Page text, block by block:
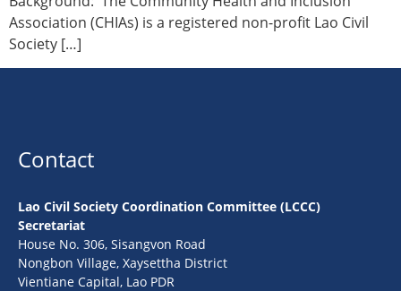
Association (CHIAs) is a registered non-profit Lao Civil
Society […]
Contact
Lao Civil Society Coordination Committee (LCCC)
Secretariat
House No. 306, Sisangvon Road
Nongbon Village, Xaysettha District
Vientiane Capital, Lao PDR